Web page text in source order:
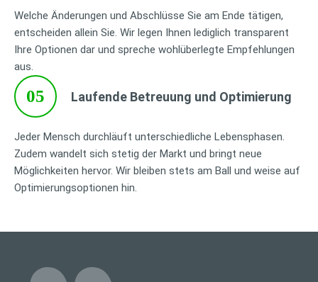
Welche Änderungen und Abschlüsse Sie am Ende tätigen,
entscheiden allein Sie. Wir legen Ihnen lediglich transparent
Ihre Optionen dar und spreche wohlüberlegte Empfehlungen
aus.
05 Laufende Betreuung und Optimierung
Jeder Mensch durchläuft unterschiedliche Lebensphasen.
Zudem wandelt sich stetig der Markt und bringt neue
Möglichkeiten hervor. Wir bleiben stets am Ball und weise auf
Optimierungsoptionen hin.